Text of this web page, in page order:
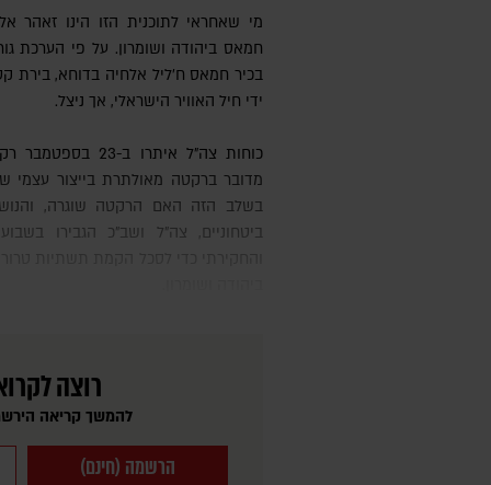
מי שאחראי לתוכנית הזו הינו זאהר
חמאס ביהודה ושומרון. על פי הערכת
ידי חיל האוויר הישראלי, אך ניצל.
כוחות צה"ל איתרו ב-23 בספטמבר רקטה בשטח פתוח באזור טולכרם.
מדובר ברקטה מאולתרת בייצור עצמי
בשלב הזה האם הרקטה שוגרה,
ביטחוניים, צה"ל ושב"כ הגבירו
רוצה
להמשך קריאה
הרשמה (חינם)